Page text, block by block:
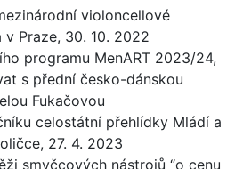
violoncellové
Praze, 30. 10. 2022
programu MenART 2023/24,
s přední česko-dánskou
Fukačovou
celostátní přehlídky Mládí a
27. 4. 2023
smyčcových nástrojů “o cenu